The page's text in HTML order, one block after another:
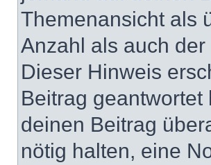
Themenansicht als
Anzahl als auch
Dieser Hinweis
Beitrag
deinen Beitrag
nötig halten, eine